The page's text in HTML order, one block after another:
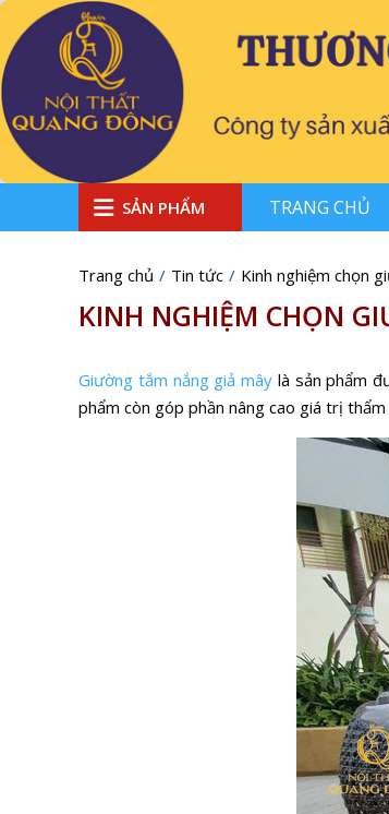
SẢN PHẨM TRANG CHỦ
Trang chủ Tin tức Kinh nghiệm chọn
KINH NGHIỆM CHỌN
Giường tắm nắng giả mây là sản phẩm
phẩm còn góp phần nâng cao giá trị